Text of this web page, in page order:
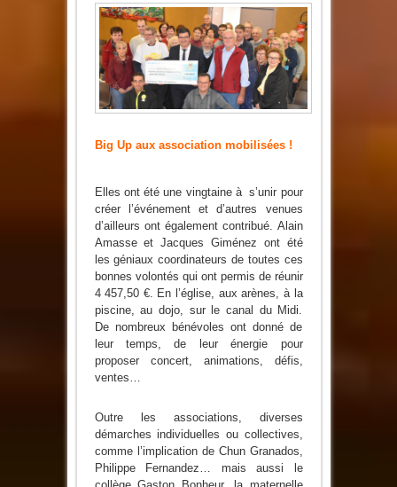
pour
le
Téléthon
Big Up aux association mobilisées !
Elles ont été une vingtaine à s’unir pour
créer l’événement et d’autres venues
d’ailleurs ont également contribué. Alain
Amasse et Jacques Giménez ont été
les géniaux coordinateurs de toutes ces
bonnes volontés qui ont permis de réunir
4 457,50 €. En l’église, aux arènes, à la
piscine, au dojo, sur le canal du Midi.
De nombreux bénévoles ont donné de
leur temps, de leur énergie pour
proposer concert, animations, défis,
ventes…
Outre les associations, diverses
démarches individuelles ou collectives,
comme l’implication de Chun Granados,
Philippe Fernandez… mais aussi le